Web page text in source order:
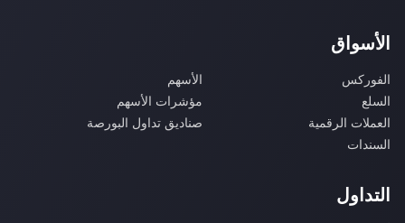
الأسواق
الفوركس
الأسهم
السلع
مؤشرات الأسهم
العملات الرقمية
صناديق تداول البورصة
السندات
التداول